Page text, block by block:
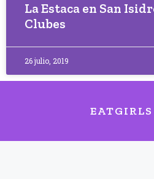
La Estaca en San
Clubes
26 julio, 2019